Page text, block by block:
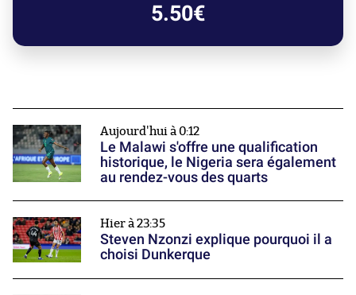
5.50€
Aujourd'hui à 0:12
Le Malawi s'offre une qualification
historique, le Nigeria sera également
au rendez-vous des quarts
Hier à 23:35
Steven Nzonzi explique pourquoi il a
choisi Dunkerque